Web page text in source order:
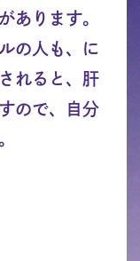
あります。
の人も、に
れると、肝
ので、自分